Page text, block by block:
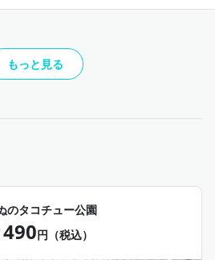
もっと見る
のタコチュー公園
490円（税込）